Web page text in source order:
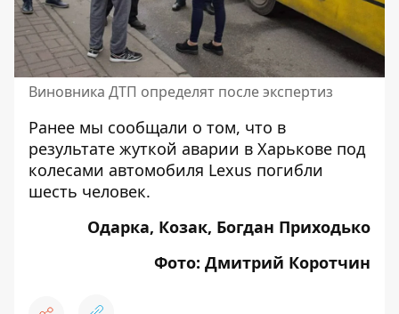
Виновника ДТП определят после экспертиз
Ранее мы сообщали о том, что в
результате жуткой аварии в Харькове под
колесами автомобиля Lexus погибли
шесть человек.
Одарка, Козак, Богдан Приходько
Фото: Дмитрий Коротчин